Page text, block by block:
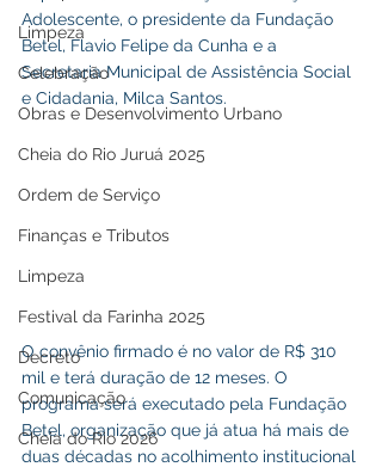
Limpeza
Celebração
Obras e Desenvolvimento Urbano
Cheia do Rio Juruá 2025
Ordem de Serviço
Finanças e Tributos
Limpeza
Festival da Farinha 2025
Decreto
Comunicação
Cheia do Rio 2026
Adolescente, o presidente da Fundação
Betel, Flavio Felipe da Cunha e a
Secretaria Municipal de Assistência Social
e Cidadania, Milca Santos.
O convênio firmado é no valor de R$ 310
mil e terá duração de 12 meses. O
programa será executado pela Fundação
Betel, organização que já atua há mais de
duas décadas no acolhimento institucional